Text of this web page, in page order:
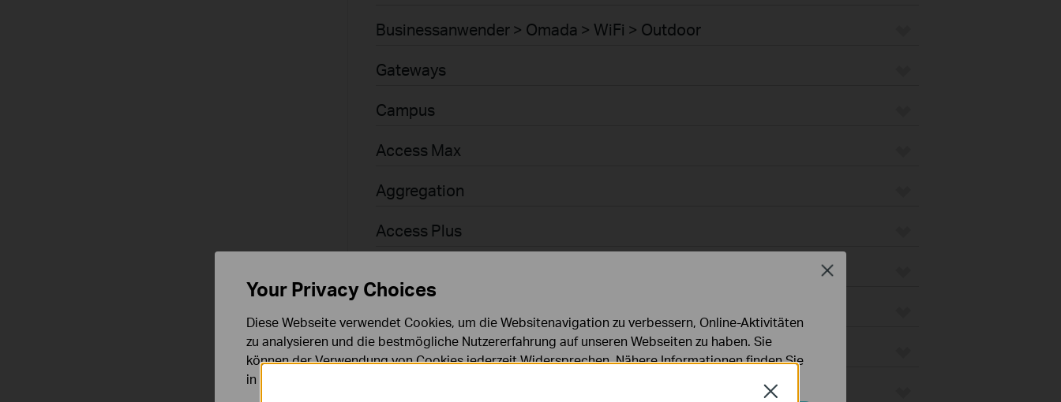
Businessanwender > Omada > WiFi > Outdoor
Gateways
Campus
Access Max
Aggregation
Access Plus
Businessanwender > Omada > WiFi > GPON
Close
Your Privacy Choices
Diese Webseite verwendet Cookies, um die Websitenavigation zu verbessern, Online-Aktivitäten
zu analysieren und die bestmögliche Nutzererfahrung auf unseren Webseiten zu haben. Sie
können der Verwendung von Cookies jederzeit Widersprechen. Nähere Informationen finden Sie
in unseren
Close